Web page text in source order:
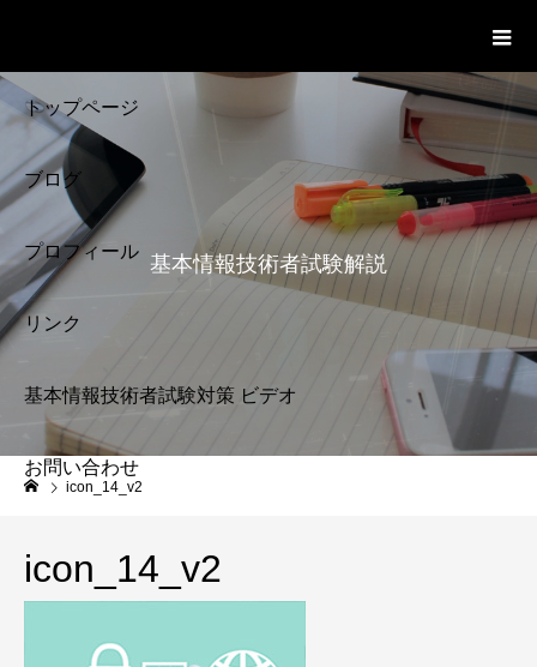
トップページ
ブログ
プロフィール
リンク
基本情報技術者試験対策 ビデオ
お問い合わせ
基本情報技術者試験解説
icon_14_v2
icon_14_v2